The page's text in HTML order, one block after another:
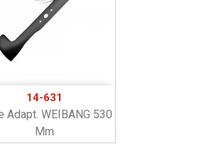
14-631
Adapt. WEIBANG 530
Mm